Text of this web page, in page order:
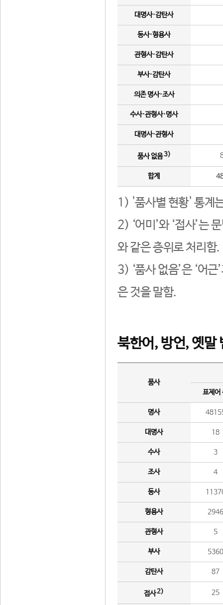
대명사·감탄사
동사·형용사
관형사·감탄사
부사·감탄사
의존 명사·조사
수사·관형사·명사
대명사·관형사
품사 없음3)
합계
1) '품사별 현황' 통계
2) ‘어미’와 ‘접사’는
와 같은 층위로 처리함.
3) ‘품사 없음’은 ‘어
은 것을 말함.
북한어, 방언, 옛말
품사
표제어
명사
대명사 18
수사 3
조사 4
동사
형용사 2946
관형사 5
부사 5360
감탄사 87
접사2) 25